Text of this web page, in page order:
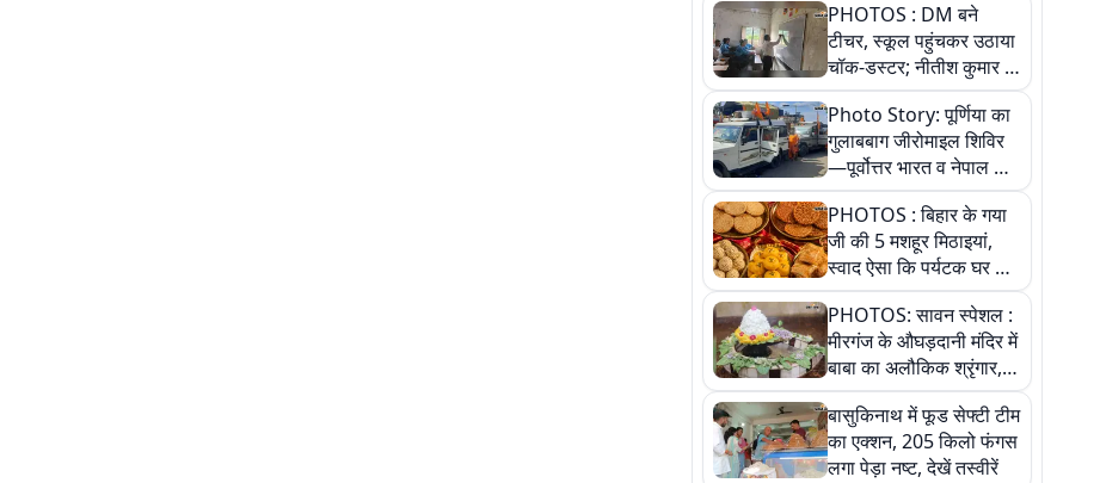
PHOTOS : DM बने
टीचर, स्कूल पहुंचकर उठाया
चॉक-डस्टर; नीतीश कुमार के
इस चहेते अधिकारी को
जानिए
Photo Story: पूर्णिया का
गुलाबबाग जीरोमाइल शिविर
—पूर्वोत्तर भारत व नेपाल के
कांवरियों का प्रमुख सेवा धाम
PHOTOS : बिहार के गया
जी की 5 मशहूर मिठाइयां,
स्वाद ऐसा कि पर्यटक घर ले
जाना नहीं भूलते, तस्वीरों में
देखें
PHOTOS: सावन स्पेशल :
मीरगंज के औघड़दानी मंदिर में
बाबा का अलौकिक श्रृंगार,
तस्वीरों में देखें महादेव के कई
मनमोहक स्वरूप
बासुकिनाथ में फूड सेफ्टी टीम
का एक्शन, 205 किलो फंगस
लगा पेड़ा नष्ट, देखें तस्वीरें